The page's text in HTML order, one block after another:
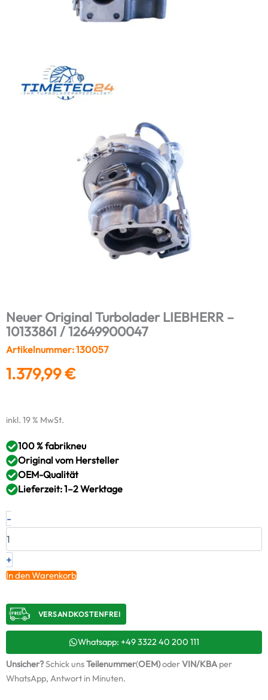
Neuer Original Turbolader LIEBHERR –
10133861 / 12649900047
Artikelnummer: 130057
1.379,99€
inkl. 19 % MwSt.
100 % fabrikneu
Original vom Hersteller
OEM-Qualität
Lieferzeit: 1–2 Werktage
-
Neuer
Original
–
10133861
/
Menge
+
In den Warenkorb
VERSANDKOSTENFREI​
Whatsapp: +49 3322 40 200 111
Unsicher?Schick unsTeilenummer(OEM)oderVIN/KBAper
WhatsApp, Antwort in Minuten.